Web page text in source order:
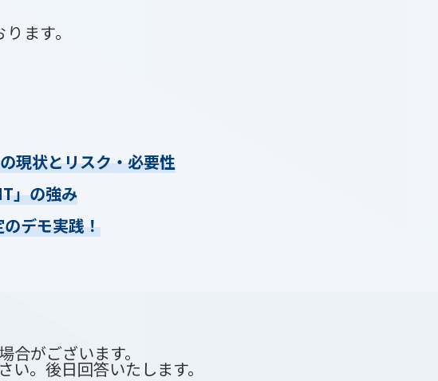
ます。
現状とリスク・必要性
」の強み
デモ実践！
がございます。
。後日回答いたします。